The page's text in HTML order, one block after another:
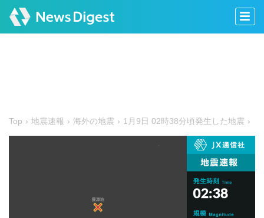
Top 地震速報 海外の地震 1月9日 02時38分頃発生した地震